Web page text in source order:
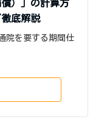
）」の計算方
底解説
院を要する期間仕